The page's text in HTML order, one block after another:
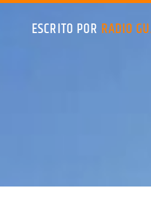
ESCRITO POR RADIO